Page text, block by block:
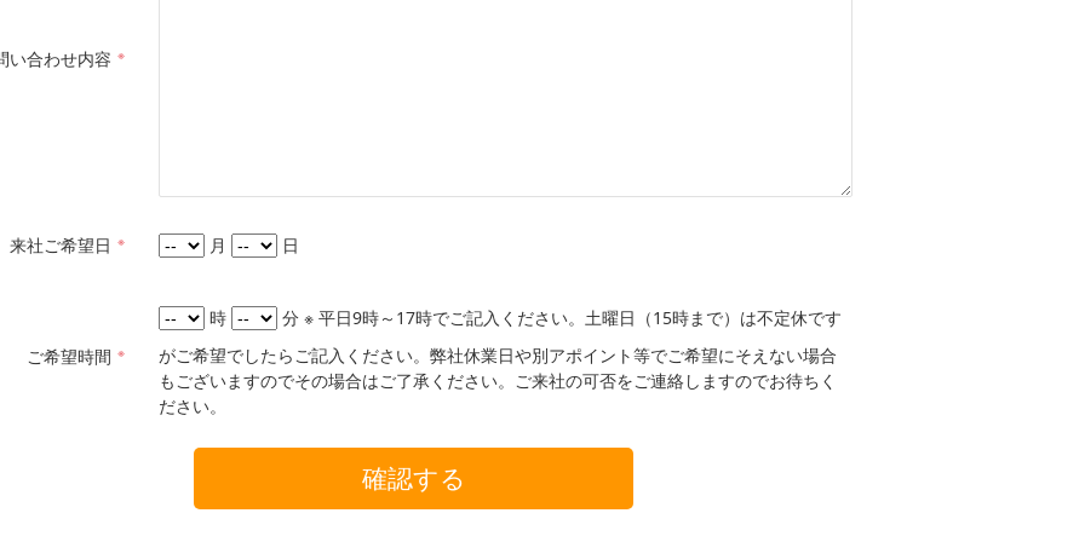
い合わせ内容 ※
来社ご希望日 ※ 月 日
ご希望時間 ※
時
分 ※ 平日9時～17時でご記入ください。土曜日（15時まで）は不定休です
がご希望でしたらご記入ください。弊社休業日や別アポイント等でご希望にそえない場合
もございますのでその場合はご了承ください。ご来社の可否をご連絡しますのでお待ちく
ださい。